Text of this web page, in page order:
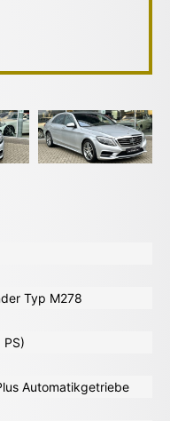
Typ M278
Automatikgetriebe